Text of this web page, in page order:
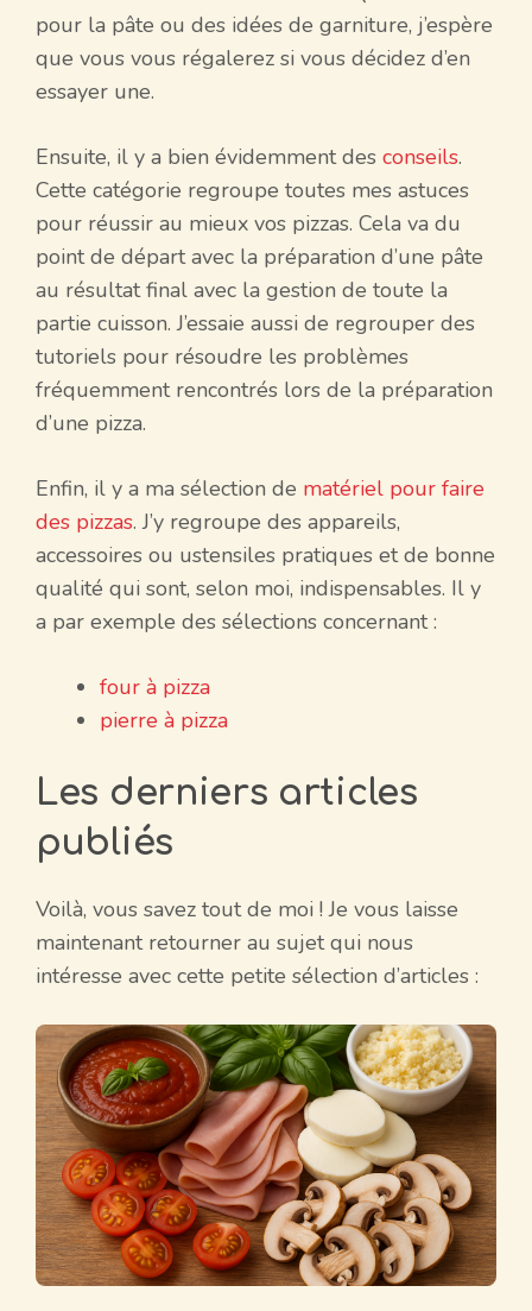
pour la pâte ou des idées de garniture, j’espère
que vous vous régalerez si vous décidez d’en
essayer une.
Ensuite, il y a bien évidemment des conseils.
Cette catégorie regroupe toutes mes astuces
pour réussir au mieux vos pizzas. Cela va du
point de départ avec la préparation d’une pâte
au résultat final avec la gestion de toute la
partie cuisson. J’essaie aussi de regrouper des
tutoriels pour résoudre les problèmes
fréquemment rencontrés lors de la préparation
d’une pizza.
Enfin, il y a ma sélection de matériel pour faire
des pizzas. J’y regroupe des appareils,
accessoires ou ustensiles pratiques et de bonne
qualité qui sont, selon moi, indispensables. Il y
a par exemple des sélections concernant :
four à pizza
pierre à pizza
Les derniers articles
publiés
Voilà, vous savez tout de moi ! Je vous laisse
maintenant retourner au sujet qui nous
intéresse avec cette petite sélection d’articles :